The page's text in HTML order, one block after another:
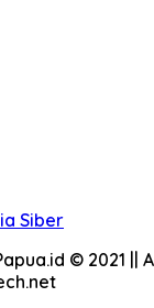
Siber
© 2021 ||